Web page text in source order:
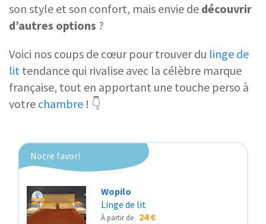
son style et son confort, mais envie de découvrir
d’autres options ?
Voici nos coups de cœur pour trouver du linge de
lit tendance qui rivalise avec la célèbre marque
française, tout en apportant une touche perso à
votre chambre ! 👇
Notre favori
Wopilo
Linge de lit
À partir de 24 €